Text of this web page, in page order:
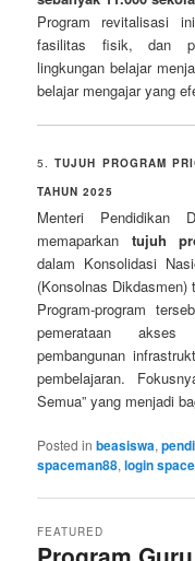
Program revitalisasi
fasilitas fisik, dan
lingkungan belajar
belajar mengajar yang
5.TUJUH PROGRAM
TAHUN 2025
Menteri Pendidikan
memaparkan tujuh
dalam Konsolidasi
(Konsolnas Dikdasmen)
Program-program
pemerataan akses
pembangunan
pembelajaran.
Semua” yang menjadi
Posted in beasiswa,
spaceman88,login
FEATURED